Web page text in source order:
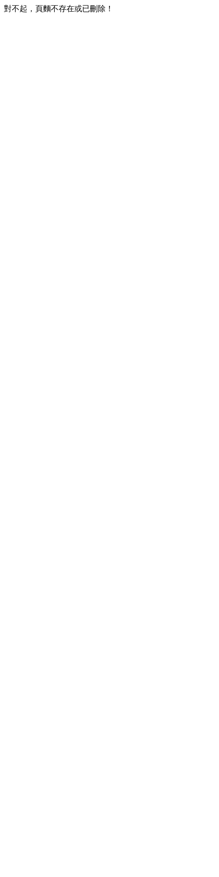
對不起，頁麵不存在或已刪除！